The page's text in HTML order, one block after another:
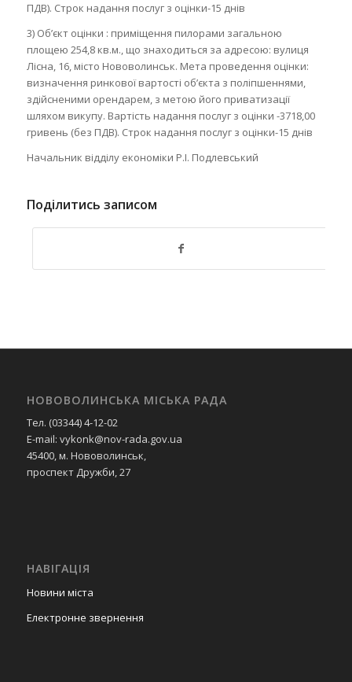
ПДВ). Строк надання послуг з оцінки-15 днів
3) Об’єкт оцінки : приміщення пилорами загальною
площею 254,8 кв.м., що знаходиться за адресою: вулиця
Лісна, 16, місто Нововолинськ. Мета проведення оцінки:
визначення ринкової вартості об’єкта з поліпшеннями,
здійсненими орендарем, з метою його приватизації
шляхом викупу. Вартість надання послуг з оцінки -3718,00
гривень (без ПДВ). Строк надання послуг з оцінки-15 днів
Начальник відділу економіки Р.І. Подлевський
Поділитись записом
НОВОВОЛИНСЬКА МІСЬКА РАДА
Тел. (03344) 4-12-02
E-mail: vykonk@nov-rada.gov.ua
45400, м. Нововолинськ,
проспект Дружби, 27
НАВІГАЦІЯ
Новини міста
Електронне звернення